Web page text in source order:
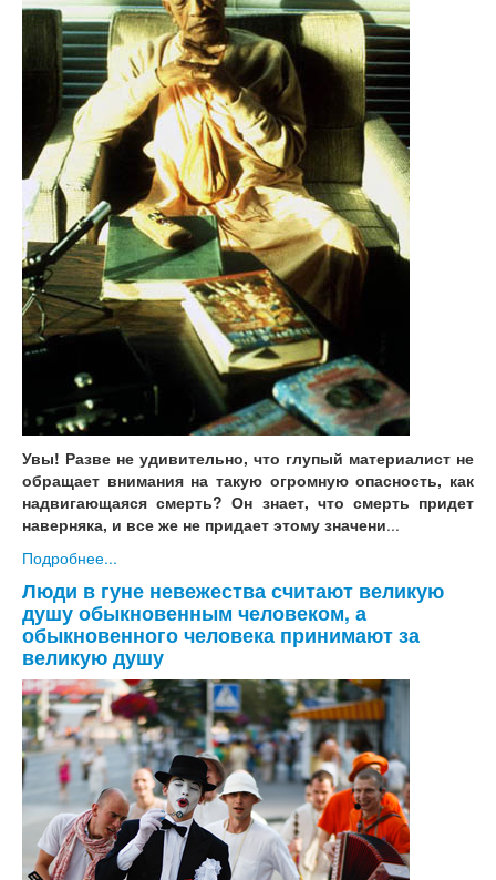
Увы! Разве не удивительно, что глупый материалист не
обращает внимания на такую огромную опасность, как
надвигающаяся смерть? Он знает, что смерть придет
наверняка, и все же не придает этому значени...
Подробнее...
Люди в гуне невежества считают великую
душу обыкновенным человеком, а
обыкновенного человека принимают за
великую душу